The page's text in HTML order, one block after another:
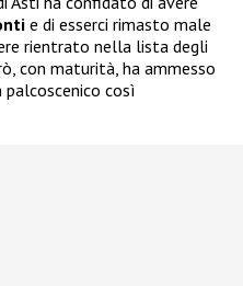
e di esserci rimasto male
rientrato nella lista degli
con maturità, ha ammesso
così